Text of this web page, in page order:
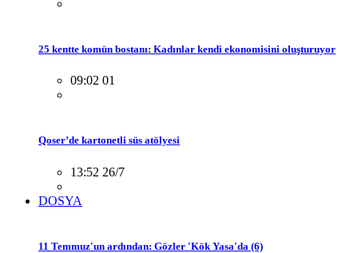
25 kentte komün bostanı: Kadınlar kendi ekonomisini oluşturuyor
09:02 01
Qoser’de kartonetli süs atölyesi
13:52 26/7
DOSYA
11 Temmuz'un ardından: Gözler 'Kök Yasa'da (6)